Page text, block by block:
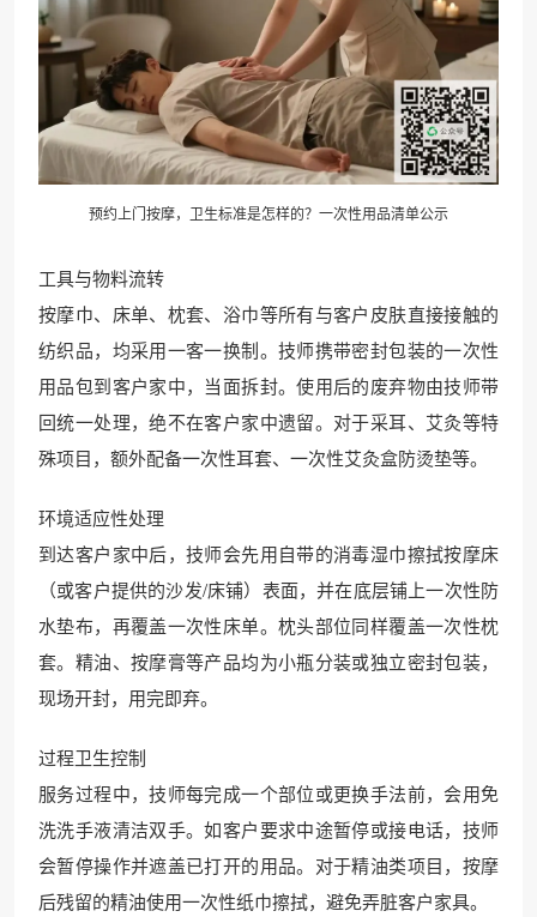
预约上门按摩，卫生标准是怎样的？一次性用品清单公示
工具与物料流转
按摩巾、床单、枕套、浴巾等所有与客户皮肤直接接触的
纺织品，均采用一客一换制。技师携带密封包装的一次性
用品包到客户家中，当面拆封。使用后的废弃物由技师带
回统一处理，绝不在客户家中遗留。对于采耳、艾灸等特
殊项目，额外配备一次性耳套、一次性艾灸盒防烫垫等。
环境适应性处理
到达客户家中后，技师会先用自带的消毒湿巾擦拭按摩床
（或客户提供的沙发/床铺）表面，并在底层铺上一次性防
水垫布，再覆盖一次性床单。枕头部位同样覆盖一次性枕
套。精油、按摩膏等产品均为小瓶分装或独立密封包装，
现场开封，用完即弃。
过程卫生控制
服务过程中，技师每完成一个部位或更换手法前，会用免
洗洗手液清洁双手。如客户要求中途暂停或接电话，技师
会暂停操作并遮盖已打开的用品。对于精油类项目，按摩
后残留的精油使用一次性纸巾擦拭，避免弄脏客户家具。